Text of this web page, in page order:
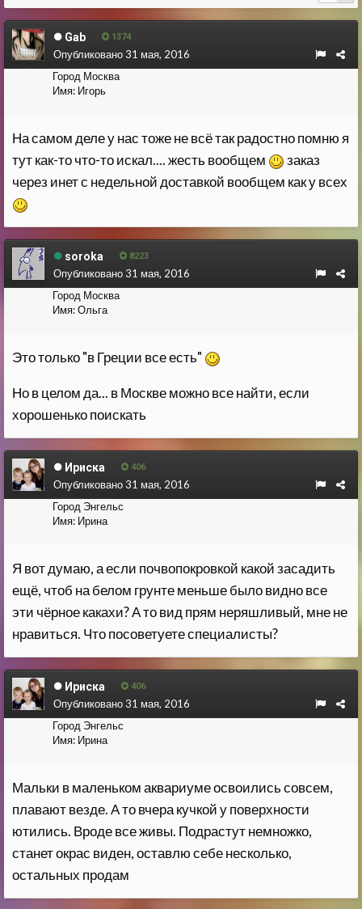
Gab 1374
Город Москва
Имя: Игорь
Опубликовано31 мая, 2016
На самом деле у нас тоже не всё так радостно помню я
тут как-то что-то искал.... жесть вообщем
заказ
через инет с недельной доставкой вообщем как у всех
soroka 8223
Город Москва
Имя:Ольга
Опубликовано31 мая, 2016
Это только "в Греции все есть"
Но в целом да... в Москве можно все найти, если
хорошенько поискать
Ириска 406
Город Энгельс
Имя: Ирина
Опубликовано31 мая, 2016
Я вот думаю, а если почвопокровкой какой засадить
ещё, чтоб на белом грунте меньше было видно все
эти чёрное какахи? А то вид прям неряшливый, мне не
нравиться. Что посоветуете специалисты?
Ириска 406
Город Энгельс
Имя: Ирина
Опубликовано31 мая, 2016
Мальки в маленьком аквариуме освоились совсем,
плавают везде. А то вчера кучкой у поверхности
ютились. Вроде все живы. Подрастут немножко,
станет окрас виден, оставлю себе несколько,
остальных продам